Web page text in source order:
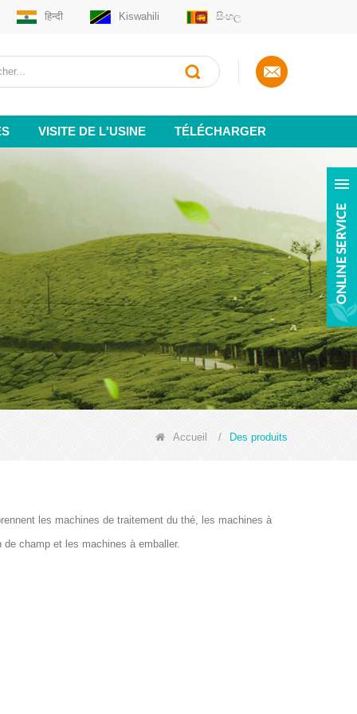
हिन्दी Kiswahili සිංහල
VISITE DE L'USINE TÉLÉCHARGER
Accueil / Des produits
les machines de traitement du thé, les machines à
champ et les machines à emballer.